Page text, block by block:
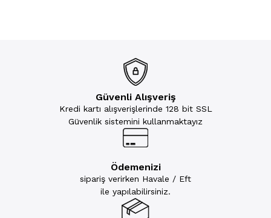
Güvenli Alışveriş
Kredi kartı alışverişlerinde 128 bit SSL
Güvenlik sistemini kullanmaktayız
Ödemenizi
sipariş verirken Havale / Eft
ile yapılabilirsiniz.